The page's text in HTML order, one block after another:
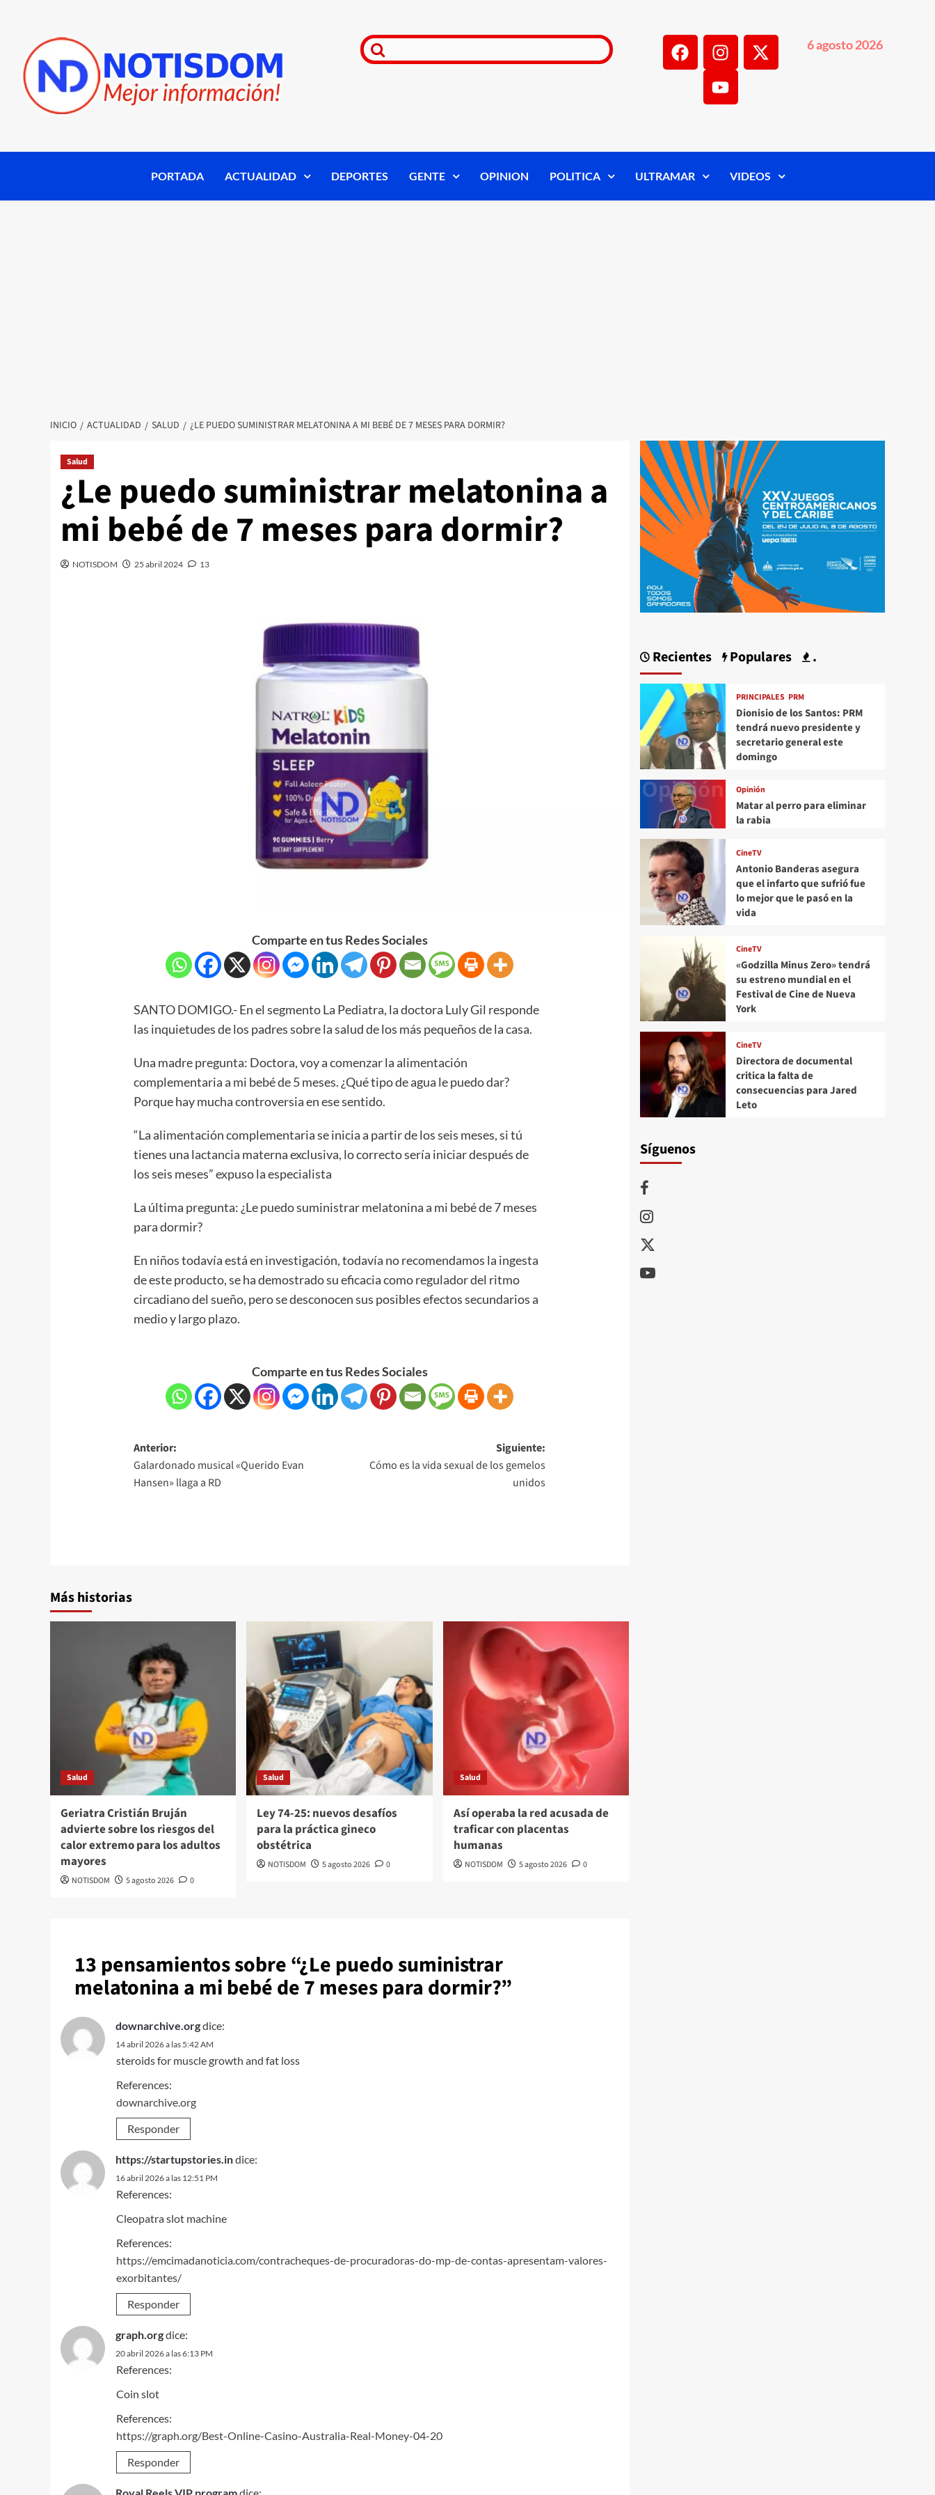
6 agosto 2026
PORTADA ACTUALIDAD DEPORTES GENTE OPINION POLITICA ULTRAMAR VIDEOS
INICIO ACTUALIDAD SALUD ¿LE PUEDO SUMINISTRAR MELATONINA A MI BEBÉ DE 7 MESES PARA DORMIR?
Salud
¿Le puedo suministrar melatonina a
mi bebé de 7 meses para dormir?
NOTISDOM 25 abril 2024 13
Comparte en tus Redes Sociales
SANTO DOMIGO.- En el segmento La Pediatra, la doctora Luly Gil responde
las inquietudes de los padres sobre la salud de los más pequeños de la casa.
Una madre pregunta: Doctora, voy a comenzar la alimentación
complementaria a mi bebé de 5 meses. ¿Qué tipo de agua le puedo dar?
Porque hay mucha controversia en ese sentido.
“La alimentación complementaria se inicia a partir de los seis meses, si tú
tienes una lactancia materna exclusiva, lo correcto sería iniciar después de
los seis meses” expuso la especialista
La última pregunta: ¿Le puedo suministrar melatonina a mi bebé de 7 meses
para dormir?
En niños todavía está en investigación, todavía no recomendamos la ingesta
de este producto, se ha demostrado su eficacia como regulador del ritmo
circadiano del sueño, pero se desconocen sus posibles efectos secundarios a
medio y largo plazo.
Comparte en tus Redes Sociales
Anterior:
Galardonado musical «Querido Evan
Hansen» llaga a RD
Siguiente:
Cómo es la vida sexual de los gemelos
unidos
Más historias
Salud
Geriatra Cristián Bruján
advierte sobre los riesgos del
calor extremo para los adultos
mayores
NOTISDOM 5 agosto 2026 0
Salud
Ley 74-25: nuevos desafíos
para la práctica gineco
obstétrica
NOTISDOM 5 agosto 2026 0
Salud
Así operaba la red acusada de
traficar con placentas
humanas
NOTISDOM 5 agosto 2026 0
13 pensamientos sobre “¿Le puedo suministrar
melatonina a mi bebé de 7 meses para dormir?”
downarchive.orgdice:
14 abril 2026 a las 5:42 AM
steroids for muscle growth and fat loss
References:
downarchive.org
Responder
https://startupstories.indice:
16 abril 2026 a las 12:51 PM
References:
Cleopatra slot machine
References:
https://emcimadanoticia.com/contracheques-de-procuradoras-do-mp-de-contas-apresentam-valores-
exorbitantes/
Responder
graph.orgdice:
20 abril 2026 a las 6:13 PM
References:
Coin slot
References:
https://graph.org/Best-Online-Casino-Australia-Real-Money-04-20
Responder
Recientes Populares .
PRINCIPALES PRM
Dionisio de los Santos: PRM
tendrá nuevo presidente y
secretario general este
domingo
Opinión
Matar al perro para eliminar
la rabia
CineTV
Antonio Banderas asegura
que el infarto que sufrió fue
lo mejor que le pasó en la
vida
CineTV
«Godzilla Minus Zero» tendrá
su estreno mundial en el
Festival de Cine de Nueva
York
CineTV
Directora de documental
critica la falta de
consecuencias para Jared
Leto
Síguenos